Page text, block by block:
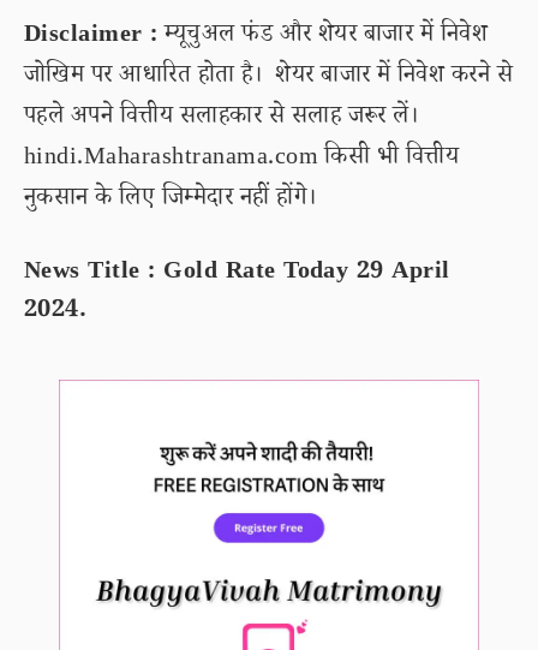
Disclaimer :म्यूचुअल फंड और शेयर बाजार में निवेश
जोखिम पर आधारित होता है। शेयर बाजार में निवेश करने से
पहले अपने वित्तीय सलाहकार से सलाह जरूर लें।
hindi.Maharashtranama.com किसी भी वित्तीय
नुकसान के लिए जिम्मेदार नहीं होंगे।
News Title : Gold Rate Today 29 April
2024.